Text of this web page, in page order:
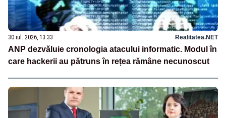
30 iul. 2026, 13:33 Realitatea.NET
ANP dezvăluie cronologia atacului informatic. Modul în
care hackerii au pătruns în rețea rămâne necunoscut